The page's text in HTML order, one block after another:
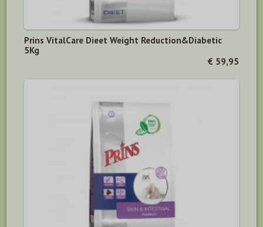
Prins VitalCare Dieet Weight Reduction&Diabetic
5Kg
€ 59,95